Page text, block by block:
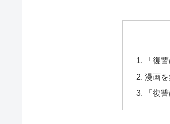
「復
漫画
「復